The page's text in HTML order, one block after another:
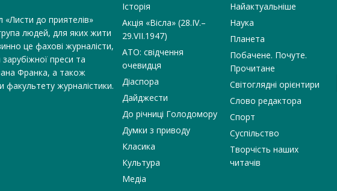
«Листи до приятелів»
людей, для яких жити
це фахові журналісти,
преси та
Франка, а також
факультету журналістики.
Історія
Акція «Вісла» (28.IV.–
29.VII.1947)
АТО: свідчення
очевидця
Діаспора
Дайджести
До річниці Голодомору
Думки з приводу
Класика
Культура
Медіа
Найактуальніше
Наука
Планета
Побачене. Почуте.
Прочитане
Світоглядні орієнтири
Слово редактора
Спорт
Суспільство
Творчість наших
читачів